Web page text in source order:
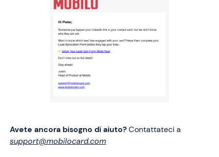
Avete ancora bisogno di aiuto?Contattateci a
support@mobilocard.com